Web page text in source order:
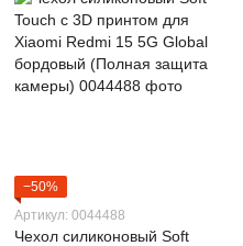
−50%
Артикул: 0044488
Чехол силиконовый Soft